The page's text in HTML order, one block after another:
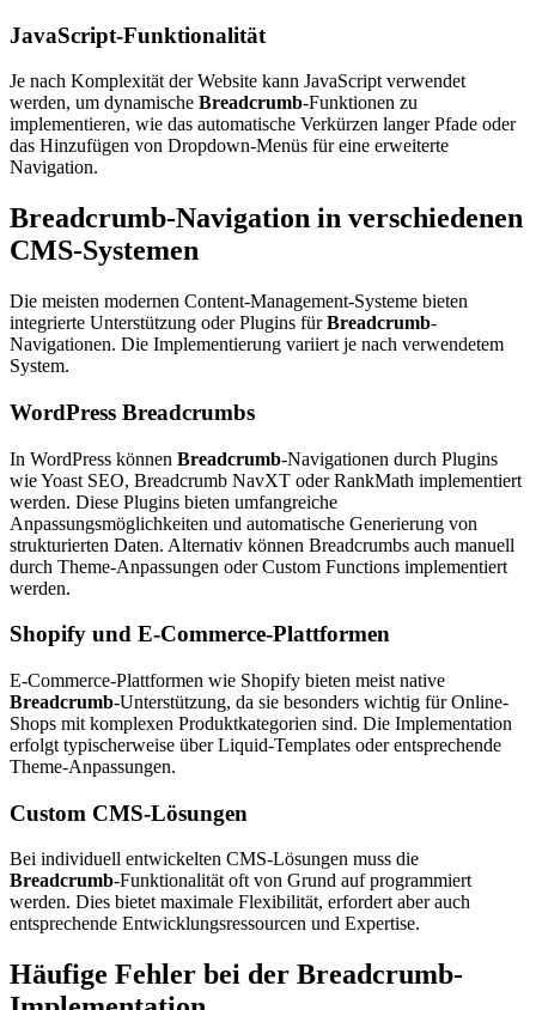
JavaScript-Funktionalität
Je nach Komplexität der Website kann JavaScript verwendet
werden, um dynamische Breadcrumb-Funktionen zu
implementieren, wie das automatische Verkürzen langer Pfade oder
das Hinzufügen von Dropdown-Menüs für eine erweiterte
Navigation.
Breadcrumb-Navigation in verschiedenen
CMS-Systemen
Die meisten modernen Content-Management-Systeme bieten
integrierte Unterstützung oder Plugins fürBreadcrumb-
Navigationen. Die Implementierung variiert je nach verwendetem
System.
WordPress Breadcrumbs
In WordPress können Breadcrumb-Navigationen durch Plugins
wie Yoast SEO, Breadcrumb NavXT oder RankMath implementiert
werden. Diese Plugins bieten umfangreiche
Anpassungsmöglichkeiten und automatische Generierung von
strukturierten Daten. Alternativ können Breadcrumbs auch manuell
durch Theme-Anpassungen oder Custom Functions implementiert
werden.
Shopify und E-Commerce-Plattformen
E-Commerce-Plattformen wie Shopify bieten meist native
Breadcrumb-Unterstützung, da sie besonders wichtig für Online-
Shops mit komplexen Produktkategorien sind. Die Implementation
erfolgt typischerweise über Liquid-Templates oder entsprechende
Theme-Anpassungen.
Custom CMS-Lösungen
Bei individuell entwickelten CMS-Lösungen muss die
Breadcrumb-Funktionalität oft von Grund auf programmiert
werden. Dies bietet maximale Flexibilität, erfordert aber auch
entsprechende Entwicklungsressourcen und Expertise.
Häufige Fehler bei der Breadcrumb-